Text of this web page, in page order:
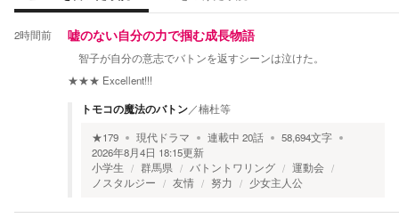
2時間前 嘘のない自分の力で掴む成長物語
智子が自分の意志でバトンを返すシーンは泣けた。
★★★ Excellent!!!
トモコの魔法のバトン／楠杜等
★179 現代ドラマ 連載中 20話 58,694文字
2026年8月4日 18:15更新
小学生
群馬県 バトントワリング
運動会
ノスタルジー
友情 努力 少女主人公